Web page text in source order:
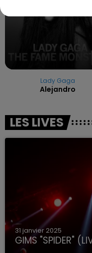
Lady Gaga
Alejandro
LES LIVES
31 janvier 2025
GIMS "SPIDER"